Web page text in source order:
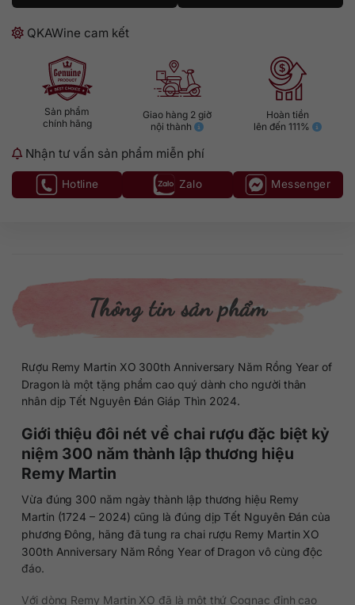
QKAWine cam kết
Sản phẩm
chính hãng
Giao hàng 2 giờ
nội thành
Hoàn tiền
lên đến 111%
Nhận tư vấn sản phẩm miễn phí
Hotline Zalo Messenger
Thông tin sản phẩm
Rượu Remy Martin XO 300th Anniversary Năm Rồng Year of
Dragon là một tặng phẩm cao quý dành cho người thân
nhân dịp Tết Nguyên Đán Giáp Thìn 2024.
Giới thiệu đôi nét về chai rượu đặc biệt kỷ
niệm 300 năm thành lập thương hiệu
Remy Martin
Vừa đúng 300 năm ngày thành lập thương hiệu Remy
Martin (1724 – 2024) cũng là đúng dịp Tết Nguyên Đán của
phương Đông, hãng đã tung ra chai rượu Remy Martin XO
300th Anniversary Năm Rồng Year of Dragon vô cùng độc
đáo.
Với dòng Remy Martin XO đã là một thứ Cognac đỉnh cao